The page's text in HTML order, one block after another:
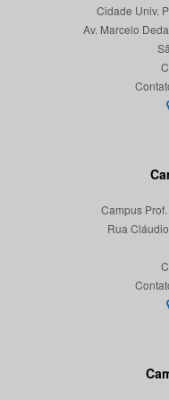
Cidade Univ.
Av. Marcelo
Campus
Rua